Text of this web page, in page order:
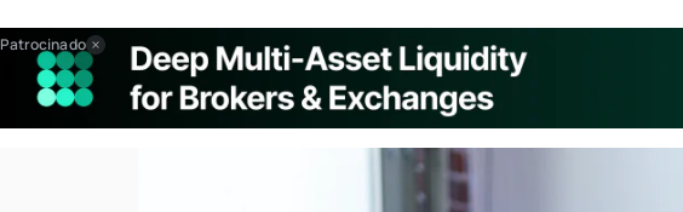
Patrocinado